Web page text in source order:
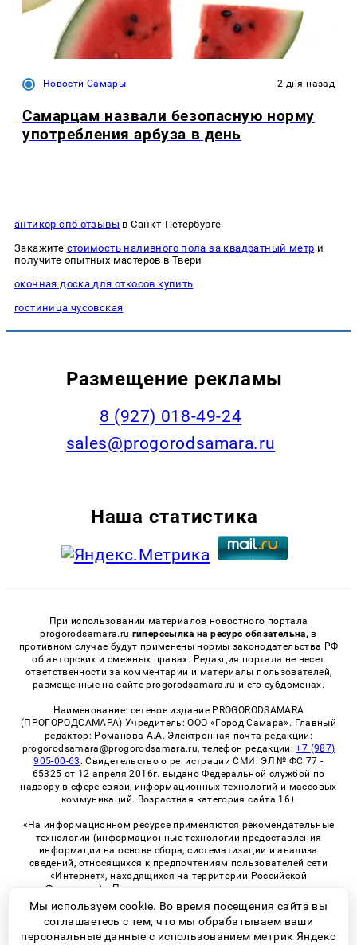
Новости Самары 2 дня назад
Самарцам назвали безопасную норму
употребления арбуза в день
антикор спб отзывы в Санкт-Петербурге
Закажите стоимость наливного пола за квадратный метр и
получите опытных мастеров в Твери
оконная доска для откосов купить
гостиница чусовская
Размещение рекламы
8 (927) 018-49-24
sales@progorodsamara.ru
Наша статистика
При использовании материалов новостного портала
progorodsamara.ru гиперссылка на ресурс обязательна, в
противном случае будут применены нормы законодательства РФ
об авторских и смежных правах. Редакция портала не несет
ответственности за комментарии и материалы пользователей,
размещенные на сайте progorodsamara.ru и его субдоменах.
Наименование: сетевое издание PROGORODSAMARA
(ПРОГОРОДСАМАРА) Учредитель: ООО «Город Самара». Главный
редактор: Романова А.А. Электронная почта редакции:
progorodsamara@progorodsamara.ru, телефон редакции:+7 (987)
905-00-63 . Свидетельство о регистрации СМИ: ЭЛ № ФС 77 -
65325 от 12 апреля 2016г. выдано Федеральной службой по
надзору в сфере связи, информационных технологий и массовых
коммуникаций. Возрастная категория сайта 16+
«На информационном ресурсе применяются рекомендательные
технологии (информационные технологии предоставления
информации на основе сбора, систематизации и анализа
сведений, относящихся к предпочтениям пользователей сети
«Интернет», находящихся на территории Российской
Федерации)». Правила применения рекомендательных
технологий в виджетах рекламно-обменной сети
«СМИ2» (PDF)
Мы используем cookie. Во время посещения сайта вы
соглашаетесь с тем, что мы обрабатываем ваши
персональные данные с использованием метрик Яндекс